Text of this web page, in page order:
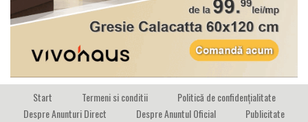
Start Termeni si conditii
Politică de confidențialitate
Despre Anunturi Direct
Despre Anuntul Oficial
Publicitate